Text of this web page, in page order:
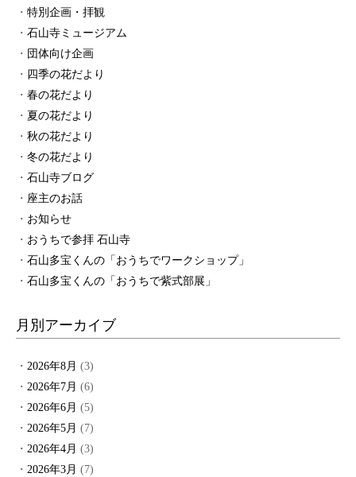
特別企画・拝観
石山寺ミュージアム
団体向け企画
四季の花だより
春の花だより
夏の花だより
秋の花だより
冬の花だより
石山寺ブログ
座主のお話
お知らせ
おうちで参拝 石山寺
石山多宝くんの「おうちでワークショップ」
石山多宝くんの「おうちで紫式部展」
月別アーカイブ
2026年8月 (3)
2026年7月 (6)
2026年6月 (5)
2026年5月 (7)
2026年4月 (3)
2026年3月 (7)